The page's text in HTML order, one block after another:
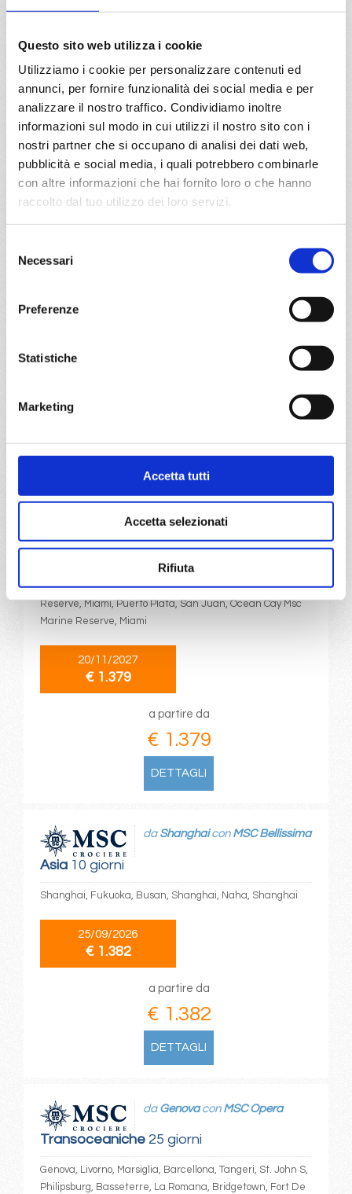
Questo sito web utilizza i cookie
Utilizziamo i cookie per personalizzare contenuti ed
annunci, per fornire funzionalità dei social media e per
analizzare il nostro traffico. Condividiamo inoltre
informazioni sul modo in cui utilizzi il nostro sito con i
nostri partner che si occupano di analisi dei dati web,
pubblicità e social media, i quali potrebbero combinarle
con altre informazioni che hai fornito loro o che hanno
raccolto dal tuo utilizzo dei loro servizi.
delNecessari
Preferenze
Statistiche
Marketing
Accetta tutti
Accetta selezionati
Rifiuta
08/05/2027
a partire da
€ 1.379
DETTAGLI
Seattle, Los angeles, San diego, Cabo San Lucas, Huatulco
Miami
daMiamiconMSC World
America
Miami, Roatan, Da-Nang, Cozumel, Ocean Cay Msc Marine
Reserve, Miami, Puerto Plata, San Juan, Ocean Cay Msc
Marine Reserve, Miami
20/11/2027
€ 1.379
a partire da
€ 1.379
DETTAGLI
Asia10 giorni
da Shanghaicon MSC Bellissima
Shanghai, Fukuoka, Busan, Shanghai, Naha, Shanghai
25/09/2026
€ 1.382
a partire da
€ 1.382
DETTAGLI
Transoceaniche25 giorni
da Genovacon MSC Opera
Genova, Livorno, Marsiglia, Barcellona, Tangeri, St. John S,
Philipsburg, Basseterre, La Romana, Bridgetown, Fort De